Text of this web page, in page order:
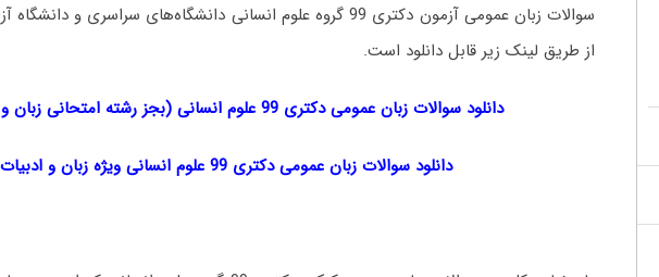
سوالات زبان عمومی آزمون دکتری 99 گروه علوم انسانی دانشگاه‌های
از طریق لینک زیر قابل دانلود است.
دانلود سوالات زبان عمومی دکتری 99 علوم انسانی (بجز رشته امتحانی زبان و ادبیات عرب)
دانلود سوالات زبان عمومی دکتری 99 علوم انسانی ویژه زبان و ادبیات عرب